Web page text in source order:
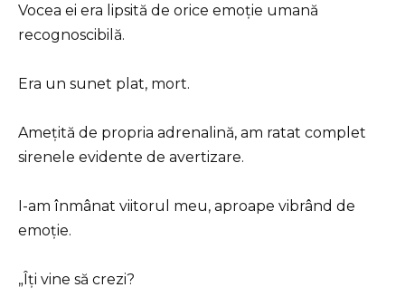
Vocea ei era lipsită de orice emoție umană
recognoscibilă.
Era un sunet plat, mort.
Amețită de propria adrenalină, am ratat complet
sirenele evidente de avertizare.
I-am înmânat viitorul meu, aproape vibrând de
emoție.
„Îți vine să crezi?